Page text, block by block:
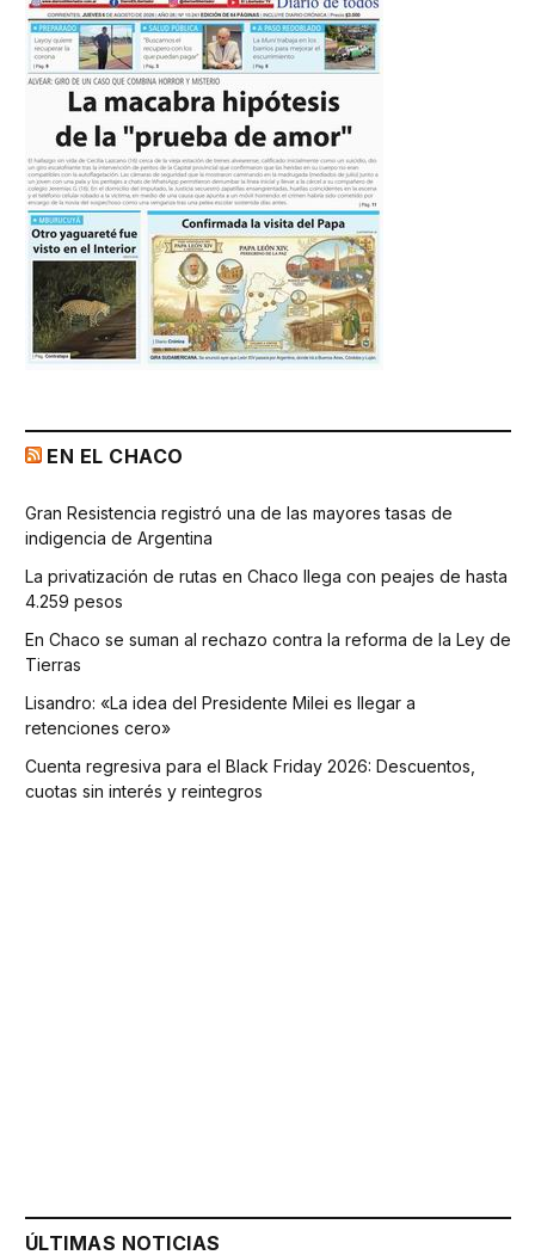
EN EL CHACO
Gran Resistencia registró una de las mayores tasas de
indigencia de Argentina
La privatización de rutas en Chaco llega con peajes de hasta
4.259 pesos
En Chaco se suman al rechazo contra la reforma de la Ley de
Tierras
Lisandro: «La idea del Presidente Milei es llegar a
retenciones cero»
Cuenta regresiva para el Black Friday 2026: Descuentos,
cuotas sin interés y reintegros
ÚLTIMAS NOTICIAS